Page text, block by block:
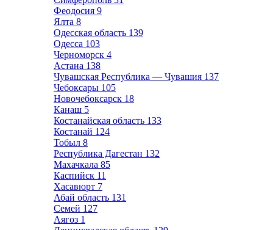
Феодосия 9
Ялта 8
Одесская область 139
Одесса 103
Черноморск 4
Астана 138
Чувашская Республика — Чувашия 137
Чебоксары 105
Новочебоксарск 18
Канаш 5
Костанайская область 133
Костанай 124
Тобыл 8
Республика Дагестан 132
Махачкала 85
Каспийск 11
Хасавюрт 7
Абай область 131
Семей 127
Аягоз 1